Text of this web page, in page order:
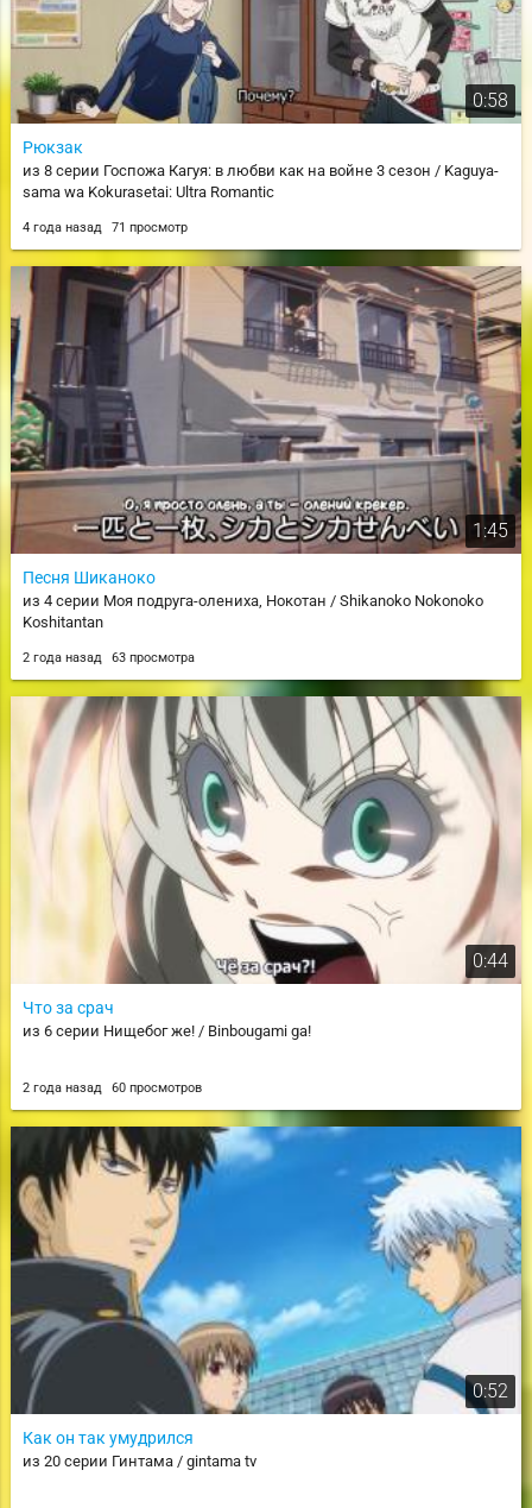
0:58
Рюкзак
из 8 серии Госпожа Кагуя: в любви как на войне 3 сезон / Kaguya-
sama wa Kokurasetai: Ultra Romantic
4 года назад 71 просмотр
1:45
Песня Шиканоко
из 4 серии Моя подруга-олениха, Нокотан / Shikanoko Nokonoko
Koshitantan
2 года назад 63 просмотра
0:44
Что за срач
из 6 серии Нищебог же! / Binbougami ga!
2 года назад 60 просмотров
0:52
Как он так умудрился
из 20 серии Гинтама / gintama tv